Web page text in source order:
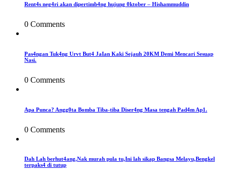
Rent4s neg4ri akan dipertimb4ng hujung 0ktober – Hishammuddin
0 Comments
Pas4ngan Tuk4ng Urvt But4 JaIan Kaki Sejauh 20KM Demi Mencari Sesuap
Nasi.
0 Comments
Apa Punca? Angg0ta Bomba Tiba-tiba Diser4ng Masa tengah Pad4m Ap1.
0 Comments
Dah Lah berhut4ang,Nak murah pula tu,Ini lah sikap Bangsa Melayu,Bengkel
terpaks4 di tutup